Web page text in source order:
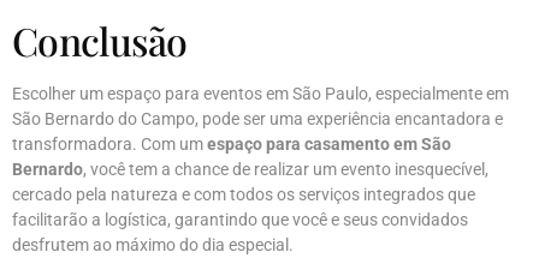
Conclusão
Escolher um espaço para eventos em São Paulo, especialmente em
São Bernardo do Campo, pode ser uma experiência encantadora e
transformadora. Com umespaço para casamento em São
Bernardo, você tem a chance de realizar um evento inesquecível,
cercado pela natureza e com todos os serviços integrados que
facilitarão a logística, garantindo que você e seus convidados
desfrutem ao máximo do dia especial.